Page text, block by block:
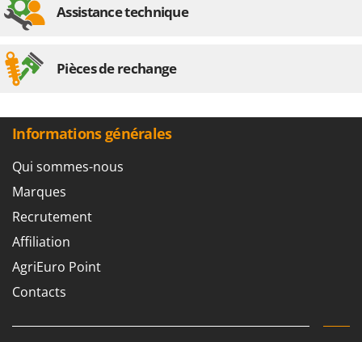
Assistance technique
Pièces de rechange
Informations générales
Qui sommes-nous
Marques
Recrutement
Affiliation
AgriEuro Point
Contacts